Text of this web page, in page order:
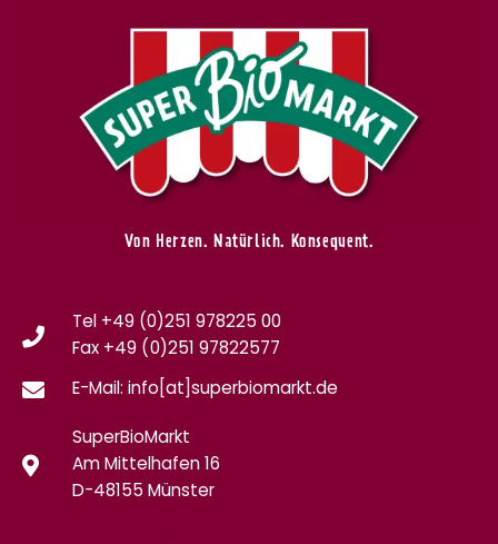
Von Herzen. Natürlich. Konsequent.
Tel +49 (0)251 978225 00
Fax +49 (0)251 97822577
E-Mail: info[at]superbiomarkt.de
SuperBioMarkt
Am Mittelhafen 16
D-48155 Münster